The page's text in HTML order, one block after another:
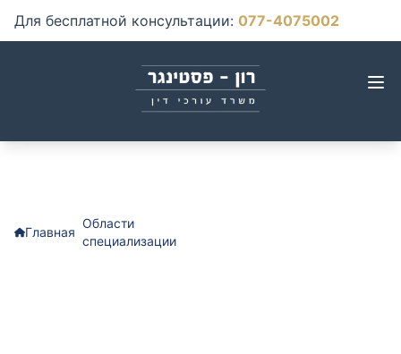
Для бесплатной консультации: 077-4075002
Главная
Области
специализации